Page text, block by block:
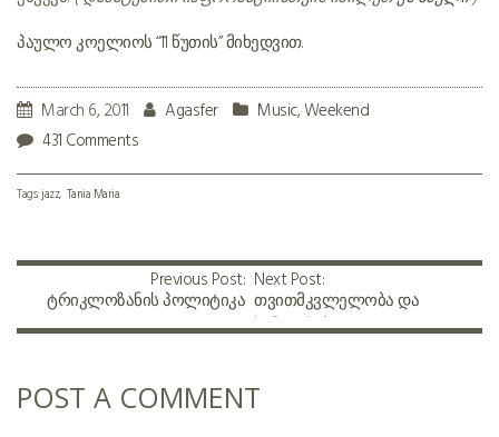
პაულო კოელიოს “11 წუთის” მიხედვით
March 6, 2011 Agasfer Music,Weekend
431 Comments
Tags:jazz Tania Maria
Previous Post:
ტრიკლოზანის პოლიტიკა
Next Post:
თვითმკვლელობა და
სიმღერები
POST A COMMENT